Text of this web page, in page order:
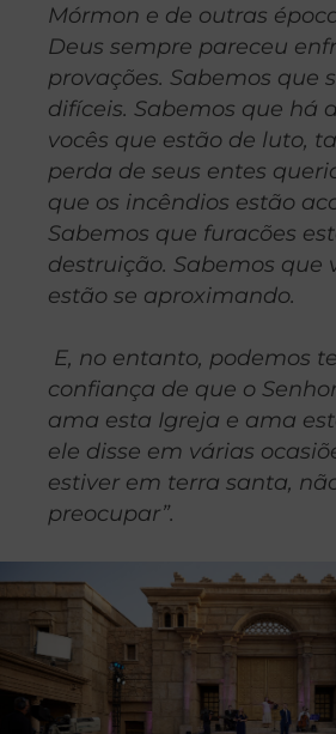
Mórmon e de outras
Deus sempre pareceu
provações. Sabemos que
difíceis. Sabemos que há
vocês que estão de luto,
perda de seus entes
que os incêndios estão
Sabemos que furacões
destruição. Sabemos que
estão se aproximando.
E, no entanto, podemos
confiança de que o
ama esta Igreja e ama
ele disse em várias
estiver em terra santa,
preocupar”.